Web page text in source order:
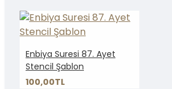
Enbiya Suresi 87. Ayet
Stencil Şablon
100,00TL